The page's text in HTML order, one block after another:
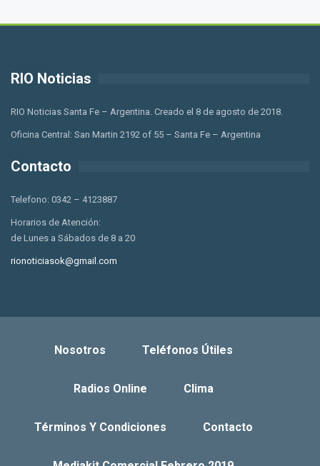
RIO Noticias
RIO Noticias Santa Fe – Argentina. Creado el 8 de agosto de 2018.
Oficina Central: San Martin 2192 of 55 – Santa Fe – Argentina
Contacto
Telefono: 0342 – 4123887
Horarios de Atención:
de Lunes a Sábados de 8 a 20
rionoticiasok@gmail.com
Nosotros Teléfonos Útiles
Radios Online Clima
Términos Y Condiciones Contacto